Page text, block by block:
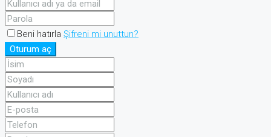
Beni hatırla Şifreni mi unuttun?
Oturum aç